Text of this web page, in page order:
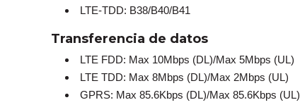
LTE-TDD: B38/B40/B41
Transferencia de datos
LTE FDD: Max 10Mbps (DL)/Max 5Mbps (UL)
LTE TDD: Max 8Mbps (DL)/Max 2Mbps (UL)
GPRS: Max 85.6Kbps (DL)/Max 85.6Kbps (UL)